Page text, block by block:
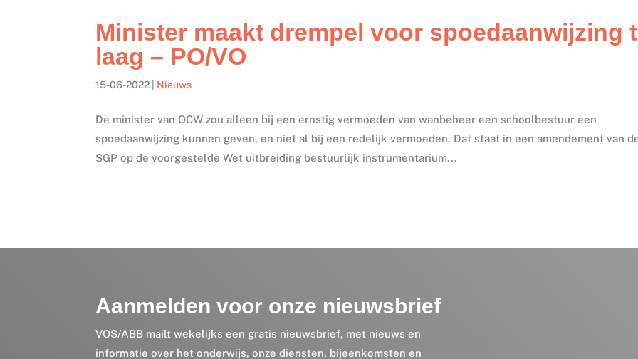
Minister maakt drempel voor spoedaanwijzing
laag – PO/VO
15-06-2022 Nieuws
De minister van OCW zou alleen bij een ernstig vermoeden van wanbeheer een schoolbestuur een
spoedaanwijzing kunnen geven, en niet al bij een redelijk vermoeden. Dat staat in een amendement van
SGP op de voorgestelde Wet uitbreiding bestuurlijk instrumentarium...
Aanmelden voor onze nieuwsbrief
VOS/ABB mailt wekelijks een gratis nieuwsbrief, met nieuws en
informatie over het onderwijs, onze diensten, bijeenkomsten en